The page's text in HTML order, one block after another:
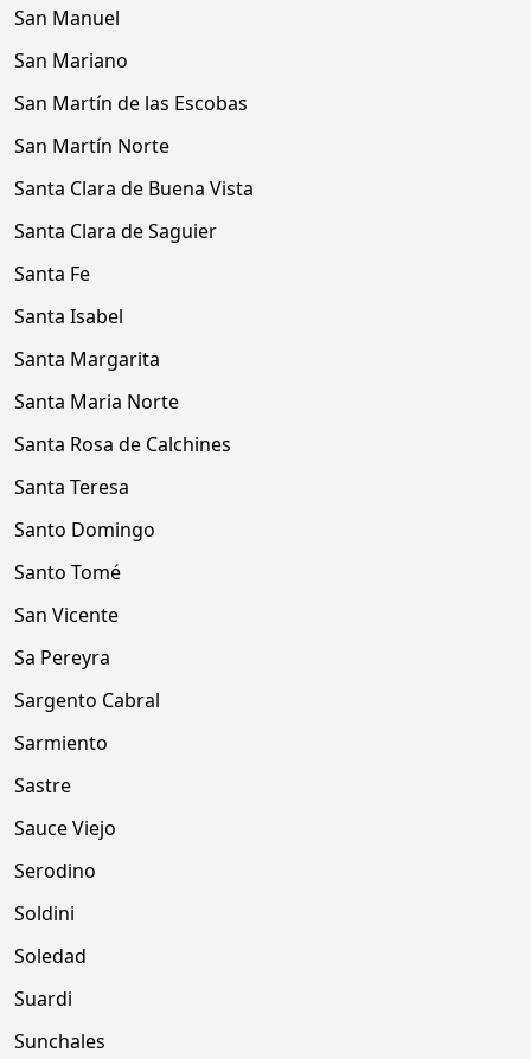
San Manuel
San Mariano
San Martín de las Escobas
San Martín Norte
Santa Clara de Buena Vista
Santa Clara de Saguier
Santa Fe
Santa Isabel
Santa Margarita
Santa Maria Norte
Santa Rosa de Calchines
Santa Teresa
Santo Domingo
Santo Tomé
San Vicente
Sa Pereyra
Sargento Cabral
Sarmiento
Sastre
Sauce Viejo
Serodino
Soldini
Soledad
Suardi
Sunchales